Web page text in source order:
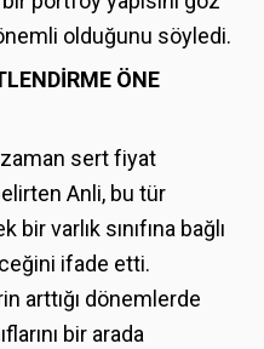
olduğunu söyledi.
İRME ÖNE
sert fiyat
Anli, bu tür
bir varlık sınıfına bağlı
ifade etti.
arttığı dönemlerde
bir arada